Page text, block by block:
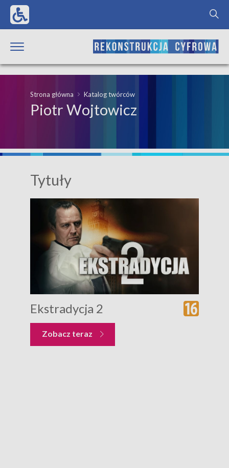
Strona główna Katalog twórców
Piotr Wojtowicz
Tytuły
Ekstradycja 2
Zobacz teraz